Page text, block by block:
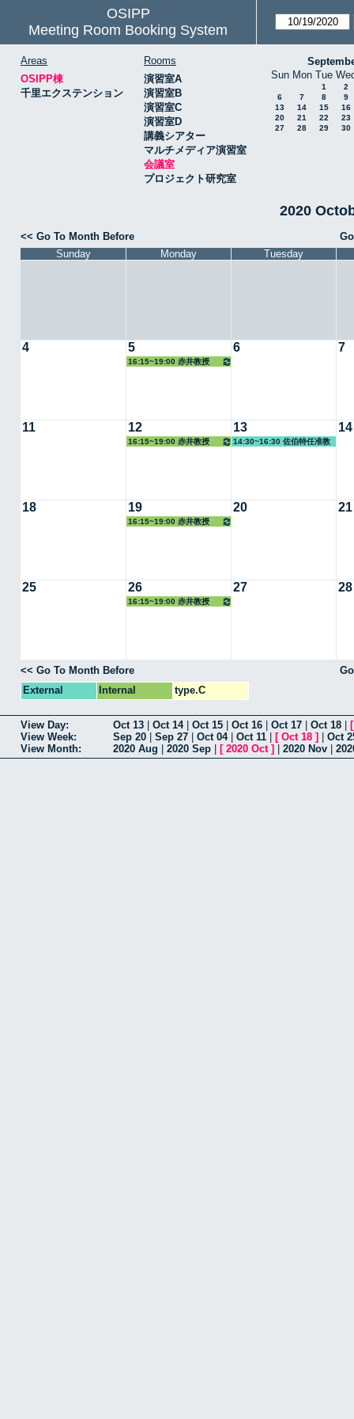
OSIPP
Meeting Room Booking System
Areas
OSIPP棟
千里エクステンション
Rooms
演習室A
演習室B
演習室C
演習室D
講義シアター
マルチメディア演習室
会議室
プロジェクト研究室
Sun Mon Tue
1
2
6
7 8
9
13
14 15
16
20
21 22
23
27
28 29 30
2020
<< Go To Month Before
Sunday
Monday Tuesday
4 5
16:15~19:00 赤井教授
6 7
11 12
16:15~19:00 赤井教授
13
14:30~16:30 佐伯特任准教
14
18 19
16:15~19:00 赤井教授
20 21
25 26
16:15~19:00 赤井教授
27 28
<< Go To Month Before
External
Internal type.C
View Day: Oct 13 Oct 14| Oct 15 Oct 16 Oct 17 Oct 18
View Week:
Sep 20 Sep 27 Oct 04| Oct 11 [ Oct 18 ]
Oct
View Month:
2020 Aug 2020 Sep [ 2020 Oct ] 2020 Nov